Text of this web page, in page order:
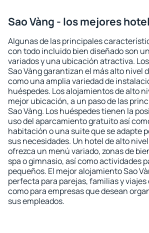
Sao Vàng - los mejores
Algunas de las principales
con todo incluido bien diseñado son
variados y una ubicación atractiva.
Sao Vàng garantizan el más alto nivel
como una amplia variedad de
huéspedes. Los alojamientos de alto
mejor ubicación, a un paso de las
Sao Vàng. Los huéspedes tienen la
uso del aparcamiento gratuito así
habitación o una suite que se adapte
sus necesidades. Un hotel de alto
ofrezca un menú variado, zonas de
spa o gimnasio, así como actividades
pequeños. El mejor alojamiento Sao
perfecta para parejas, familias y viajes
como para empresas que desean
sus empleados.